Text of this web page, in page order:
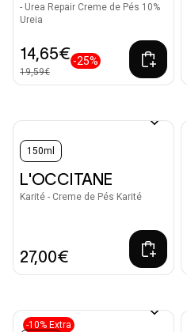
- Urea Repair Creme de Pés 10%
Ureia
14,65€
19,59€
-25%
150ml
L'OCCITANE
Karité - Creme de Pés Karité
27,00€
-10% Extra